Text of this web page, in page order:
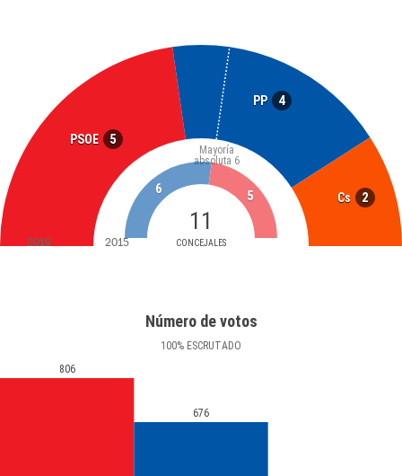
PSOE 5
PP 4
Cs 2
11
CONCEJALES
Mayoría
absoluta 6
6 5
2019 2015
Número de votos
100% ESCRUTADO
806
676